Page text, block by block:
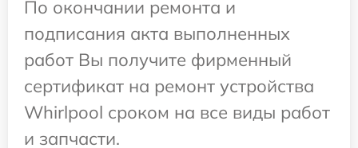
По окончании ремонта и
подписания акта выполненных
работ Вы получите фирменный
сертификат на ремонт устройства
Whirlpool сроком на все виды работ
и запчасти.